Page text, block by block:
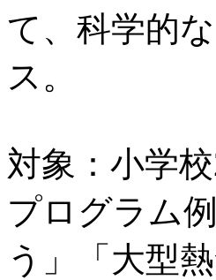
て、科学的
ス。
対象：小学
プログラム
う」「大型